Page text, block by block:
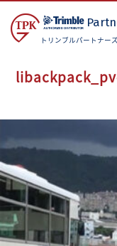
トリンブルパートナー